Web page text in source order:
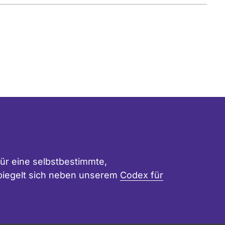
eine selbstbestimmte,
sich neben unserem Codex für